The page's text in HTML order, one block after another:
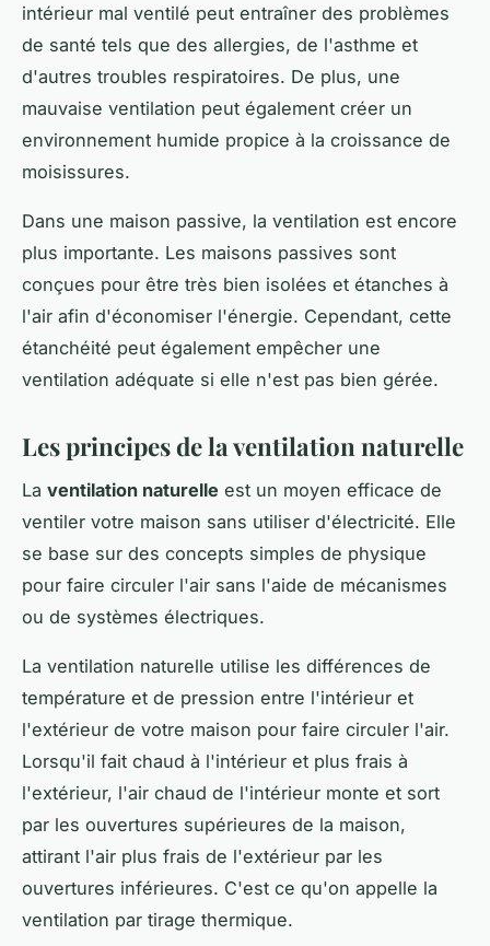
intérieur mal ventilé peut entraîner des problèmes
de santé tels que des allergies, de l'asthme et
d'autres troubles respiratoires. De plus, une
mauvaise ventilation peut également créer un
environnement humide propice à la croissance de
moisissures.
Dans une maison passive, la ventilation est encore
plus importante. Les maisons passives sont
conçues pour être très bien isolées et étanches à
l'air afin d'économiser l'énergie. Cependant, cette
étanchéité peut également empêcher une
ventilation adéquate si elle n'est pas bien gérée.
Les principes de la ventilation naturelle
La ventilation naturelle est un moyen efficace de
ventiler votre maison sans utiliser d'électricité. Elle
se base sur des concepts simples de physique
pour faire circuler l'air sans l'aide de mécanismes
ou de systèmes électriques.
La ventilation naturelle utilise les différences de
température et de pression entre l'intérieur et
l'extérieur de votre maison pour faire circuler l'air.
Lorsqu'il fait chaud à l'intérieur et plus frais à
l'extérieur, l'air chaud de l'intérieur monte et sort
par les ouvertures supérieures de la maison,
attirant l'air plus frais de l'extérieur par les
ouvertures inférieures. C'est ce qu'on appelle la
ventilation par tirage thermique.